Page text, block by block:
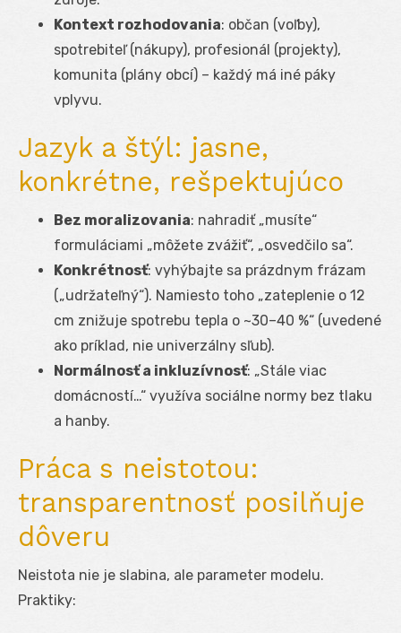
Kontext rozhodovania: občan (voľby),
spotrebiteľ (nákupy), profesionál (projekty),
komunita (plány obcí) – každý má iné páky
vplyvu.
Jazyk a štýl: jasne,
konkrétne, rešpektujúco
Bez moralizovania: nahradiť „musíte“
formuláciami „môžete zvážiť“, „osvedčilo sa“.
Konkrétnosť: vyhýbajte sa prázdnym frázam
(„udržateľný“). Namiesto toho „zateplenie o 12
cm znižuje spotrebu tepla o ~30–40 %“ (uvedené
ako príklad, nie univerzálny sľub).
Normálnosť a inkluzívnosť: „Stále viac
domácností…“ využíva sociálne normy bez tlaku
a hanby.
Práca s neistotou:
transparentnosť posilňuje
dôveru
Neistota nie je slabina, ale parameter modelu.
Praktiky: